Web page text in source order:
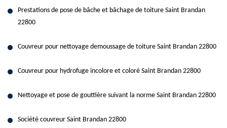
Prestations de pose de bâche et bâchage de toiture Saint Brandan
22800
Couvreur pour nettoyage demoussage de toiture Saint Brandan 22800
Couvreur pour hydrofuge incolore et coloré Saint Brandan 22800
Nettoyage et pose de gouttière suivant la norme Saint Brandan 22800
Société couvreur Saint Brandan 22800